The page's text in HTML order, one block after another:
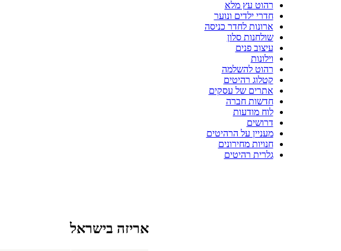
רהוט עץ מלא
חדרי ילדים ונוער
ארונות לחדר כניסה
שולחנות סלון
עיצוב פנים
וילונות
רהוט להשלמה
קטלוג רהיטים
אתרים של עסקים
חדשות חברה
לוח מודעות
דרושים
מעניין על הרהיטים
חנויות מחירונים
גלרית רהיטים
אריזה בישראל